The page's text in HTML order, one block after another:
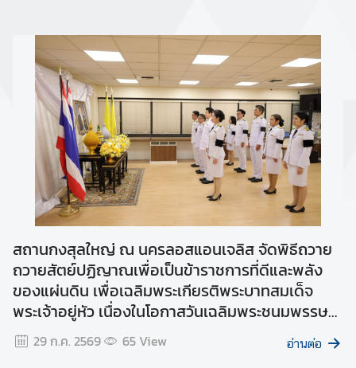
า
ติ
ด
ต่
อ
ส
ถ
า
น
ก
ง
สุ
ล
ใ
สถานกงสุลใหญ่ ณ นครลอสแอนเจลิส จัดพิธีถวาย
ถวายสัตย์ปฏิญาณเพื่อเป็นข้าราชการที่ดีและพลัง
ของแผ่นดิน เพื่อเฉลิมพระเกียรติพระบาทสมเด็จ
พระเจ้าอยู่หัว เนื่องในโอกาสวันเฉลิมพระชนมพรรษา
๒๘ กรกฎาคม ๒๕๖๙
29 ก.ค. 2569 65View อ่านต่อ